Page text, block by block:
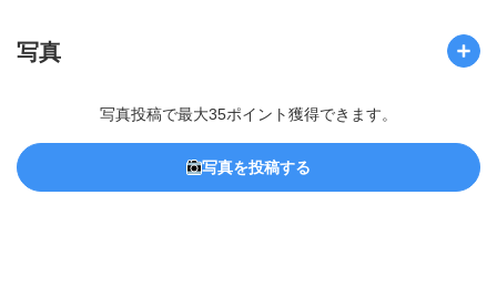
写真
写真投稿で最大35ポイント獲得できます。
写真を投稿する